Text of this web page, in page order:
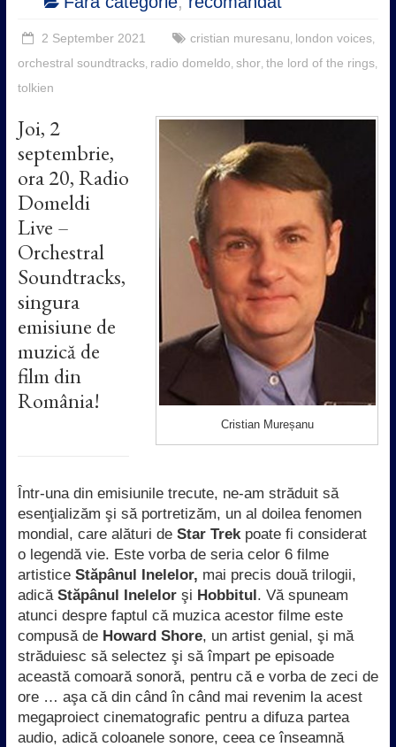
2 September 2021 cristian muresanu london voices,
orchestral soundtracks, radio domeldo shor, the lord of the rings,
tolkien
Cristian Mureșanu
Joi, 2
septembrie,
ora 20, Radio
Domeldi
Live –
Orchestral
Soundtracks,
singura
emisiune de
muzică de
film din
România!
Într-una din emisiunile trecute, ne-am străduit să
esenţializăm şi să portretizăm, un al doilea fenomen
mondial, care alături de Star Trekpoate fi considerat
o legendă vie. Este vorba de seria celor 6 filme
artistice Stăpânul Inelelor, mai precis două trilogii,
adică Stăpânul Inelelorşi Hobbitul. Vă spuneam
atunci despre faptul că muzica acestor filme este
compusă de Howard Shore, un artist genial, şi mă
străduiesc să selectez şi să împart pe episoade
această comoară sonoră, pentru că e vorba de zeci de
ore … aşa că din când în când mai revenim la acest
megaproiect cinematografic pentru a difuza partea
audio, adică coloanele sonore, ceea ce înseamnă